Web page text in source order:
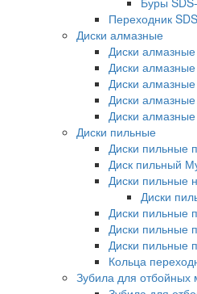
Переходник
Диски алмазные
Диски
Диски
Диски алмазные
Диски
Диски
Диски пильные
Диски пильные
Диск пильный
Диски пильные
Диски
Диски пильные
Диски пильные
Диски пильные
Кольца
Зубила для отбойных